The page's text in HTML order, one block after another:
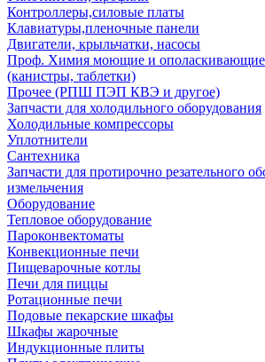
Контроллеры,силовые платы
Клавиатуры,пленочные панели
Двигатели, крыльчатки, насосы
Проф. Химия моющие и ополаскивающие
(канистры, таблетки)
Прочее (РПШ ПЭП КВЭ и другое)
Запчасти для холодильного оборудования
Холодильные компрессоры
Уплотнители
Сантехника
Запчасти для протирочно резательного
измельчения
Оборудование
Тепловое оборудование
Пароконвектоматы
Конвекционные печи
Пищеварочные котлы
Печи для пиццы
Ротационные печи
Подовые пекарские шкафы
Шкафы жарочные
Индукционные плиты